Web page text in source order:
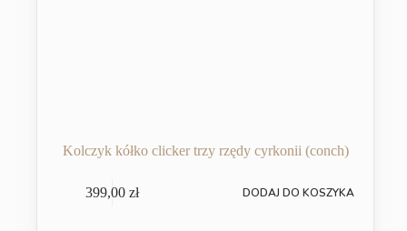
Kolczyk kółko clicker trzy rzędy cyrkonii (conch)
399,00zł DODAJ DO KOSZYKA